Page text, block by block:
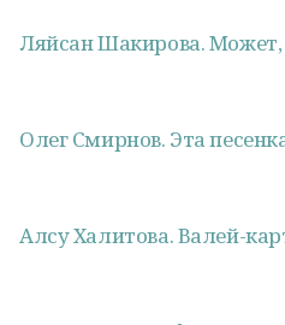
Ляйсан Шакирова. Может,
Олег Смирнов. Эта
Алсу Халитова. Валей-